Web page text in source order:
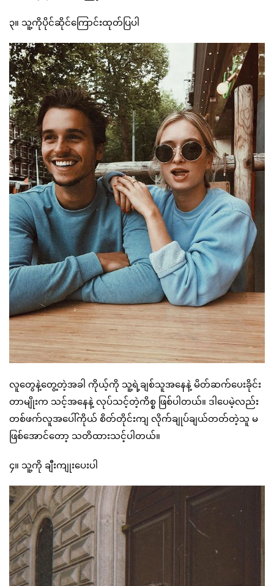
၃။ သူ့ကိုပိုင်ဆိုင်ကြောင်းထုတ်ပြပါ
လူတွေနဲ့တွေ့တဲ့အခါ ကိုယ့်ကို သူ့ရဲ့ချစ်သူအနေနဲ့ မိတ်ဆက်ပေးခိုင်း
တာမျိုးက သင့်အနေနဲ့ လုပ်သင့်တဲ့ကိစ္စ ဖြစ်ပါတယ်။ ဒါပေမဲ့လည်း
တစ်ဖက်လူအပေါ်ကိုယ် စိတ်တိုင်းကျ လိုက်ချုပ်ချယ်တတ်တဲ့သူ မ
ဖြစ်အောင်တော့ သတိထားသင့်ပါတယ်။
၄။ သူ့ကို ချီးကျုးပေးပါ